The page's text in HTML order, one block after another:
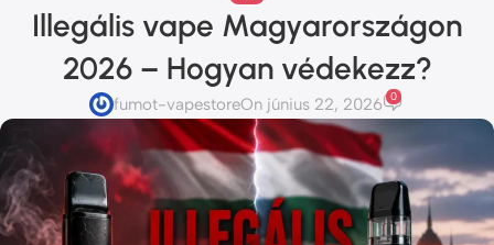
Illegális vape Magyarországon
2026 – Hogyan védekezz?
fumot-vapestoreOn június 22, 2026 0